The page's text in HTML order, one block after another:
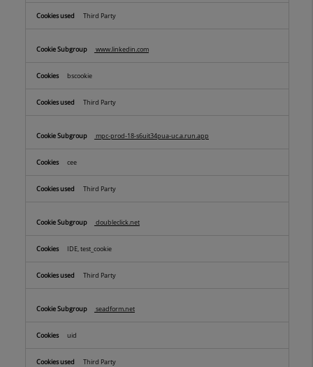
Third Party
www.linkedin.com
bscookie
Third Party
mpc-prod-18-s6uit34pua-uc.a.run.app
cee
Third Party
doubleclick.net
IDE, test_cookie
Third Party
seadform.net
uid
Third Party